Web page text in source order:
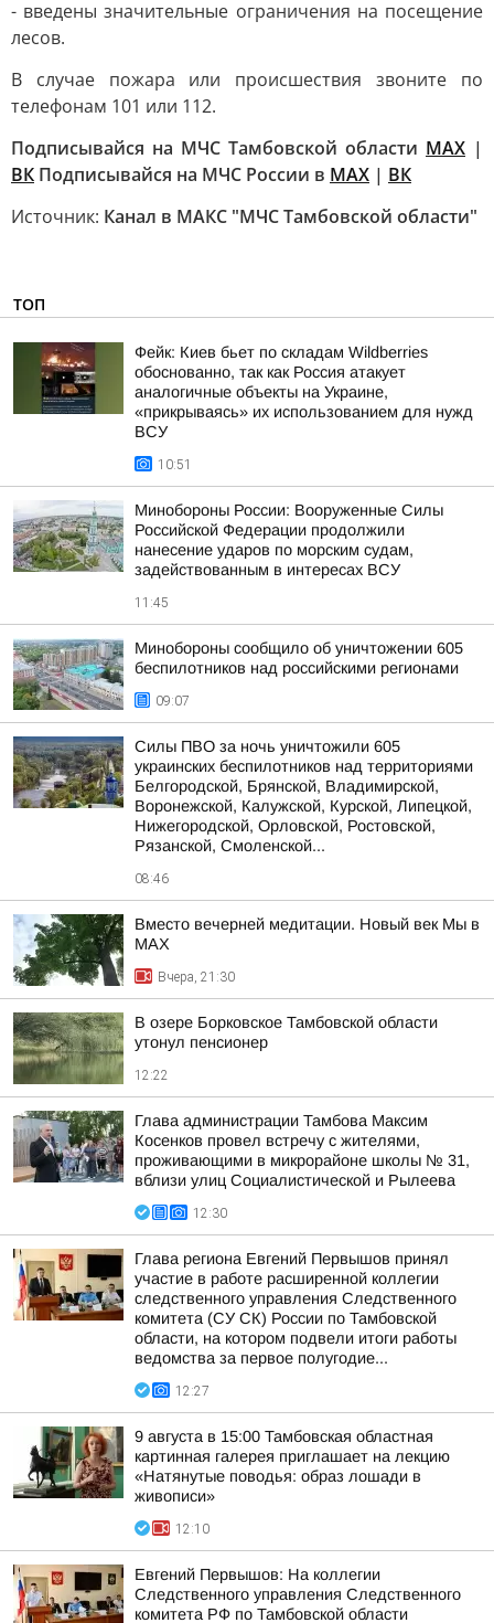
- введены значительные ограничения на посещение
лесов.
В случае пожара или происшествия звоните по
телефонам 101 или 112.
Подписывайся на МЧС Тамбовской области МАХ |
ВК Подписывайся на МЧС России в MAX | ВК
Источник: Канал в МАКС "МЧС Тамбовской области"
ТОП
Фейк: Киев бьет по складам Wildberries
обоснованно, так как Россия атакует
аналогичные объекты на Украине,
«прикрываясь» их использованием для нужд
ВСУ
10:51
Минобороны России: Вооруженные Силы
Российской Федерации продолжили
нанесение ударов по морским судам,
задействованным в интересах ВСУ
11:45
Минобороны сообщило об уничтожении 605
беспилотников над российскими регионами
09:07
Силы ПВО за ночь уничтожили 605
украинских беспилотников над территориями
Белгородской, Брянской, Владимирской,
Воронежской, Калужской, Курской, Липецкой,
Нижегородской, Орловской, Ростовской,
Рязанской, Смоленской...
08:46
Вместо вечерней медитации. Новый век Мы в
MAX
Вчера, 21:30
В озере Борковское Тамбовской области
утонул пенсионер
12:22
Глава администрации Тамбова Максим
Косенков провел встречу с жителями,
проживающими в микрорайоне школы № 31,
вблизи улиц Социалистической и Рылеева
12:30
Глава региона Евгений Первышов принял
участие в работе расширенной коллегии
следственного управления Следственного
комитета (СУ СК) России по Тамбовской
области, на котором подвели итоги работы
ведомства за первое полугодие...
12:27
9 августа в 15:00 Тамбовская областная
картинная галерея приглашает на лекцию
«Натянутые поводья: образ лошади в
живописи»
12:10
Евгений Первышов: На коллегии
Следственного управления Следственного
комитета РФ по Тамбовской области